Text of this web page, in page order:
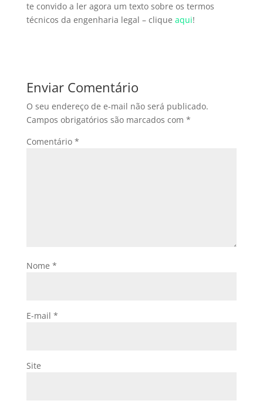
te convido a ler agora um texto sobre os termos
técnicos da engenharia legal – clique aqui!
Enviar Comentário
O seu endereço de e-mail não será publicado.
Campos obrigatórios são marcados com *
Comentário *
Nome *
E-mail *
Site